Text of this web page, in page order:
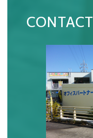
CONTACT